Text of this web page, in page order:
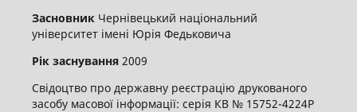
Засновник Чернівецький національний
університет імені Юрія Федьковича
Рік заснування2009
Свідоцтво про державну реєстрацію друкованого
засобу масової інформації: серія КВ № 15752-4224Р